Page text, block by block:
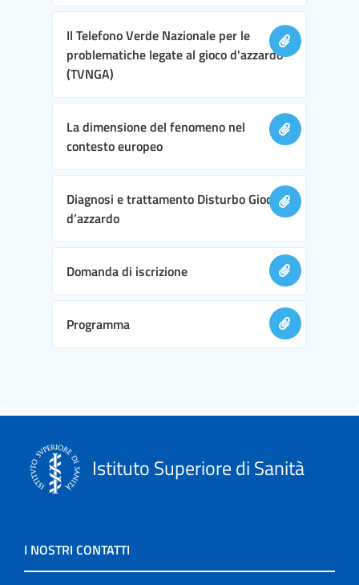
Il Telefono Verde Nazionale per le
problematiche legate al gioco d'azzardo
(TVNGA)
La dimensione del fenomeno nel
contesto europeo
Diagnosi e trattamento Disturbo Gioco
d’azzardo
Domanda di iscrizione
Programma
Istituto Superiore di Sanità
I NOSTRI CONTATTI